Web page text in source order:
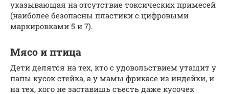
указывающая на отсутствие токсических примесей
(наиболее безопасны пластики с цифровыми
маркировками 5 и 7).
Мясо и птица
Дети делятся на тех, кто с удовольствием утащит у
папы кусок стейка, а у мамы фрикасе из индейки, и
на тех, кого не заставишь съесть даже кусочек